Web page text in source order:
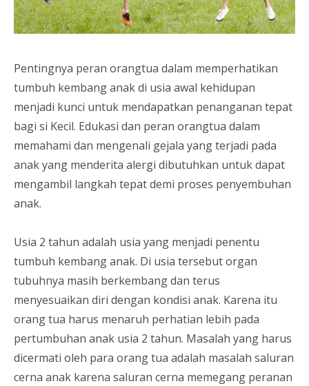
Pentingnya peran orangtua dalam memperhatikan
tumbuh kembang anak di usia awal kehidupan
menjadi kunci untuk mendapatkan penanganan tepat
bagi si Kecil. Edukasi dan peran orangtua dalam
memahami dan mengenali gejala yang terjadi pada
anak yang menderita alergi dibutuhkan untuk dapat
mengambil langkah tepat demi proses penyembuhan
anak.
Usia 2 tahun adalah usia yang menjadi penentu
tumbuh kembang anak. Di usia tersebut organ
tubuhnya masih berkembang dan terus
menyesuaikan diri dengan kondisi anak. Karena itu
orang tua harus menaruh perhatian lebih pada
pertumbuhan anak usia 2 tahun. Masalah yang harus
dicermati oleh para orang tua adalah masalah saluran
cerna anak karena saluran cerna memegang peranan